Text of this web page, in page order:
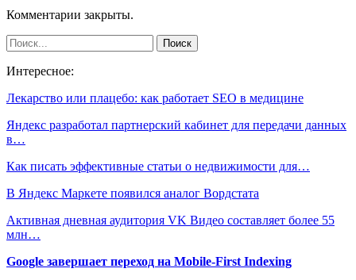
Комментарии закрыты.
Интересное:
Лекарство или плацебо: как работает SEO в медицине
Яндекс разработал партнерский кабинет для передачи данных
в…
Как писать эффективные статьи о недвижимости для…
В Яндекс Маркете появился аналог Вордстата
Активная дневная аудитория VK Видео составляет более 55
млн…
Google завершает переход на Mobile-First Indexing